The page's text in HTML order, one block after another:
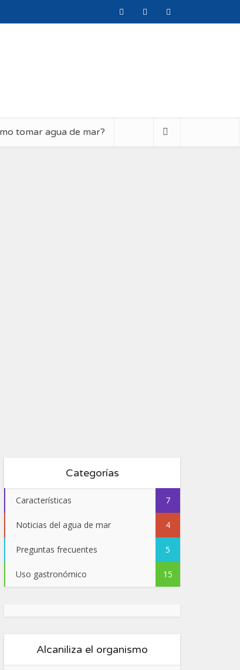
tomar agua de mar?
Categorías
Características 7
Noticias del agua de mar 4
Preguntas frecuentes 5
Uso gastronómico 15
Alcaniliza el organismo